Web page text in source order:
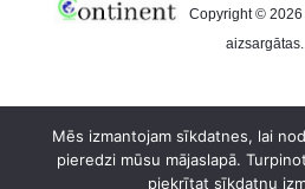
Copyright © 2026
aizsargātas.
Mēs izmantojam sīkdatnes, lai
pieredzi mūsu mājaslapā.
piekrītat sīkdatņu